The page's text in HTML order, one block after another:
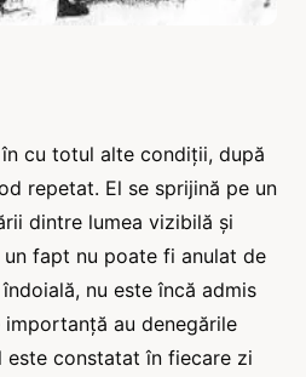
cu totul alte condiții, după
repetat. El se sprijină pe un
dintre lumea vizibilă și
fapt nu poate fi anulat de
nu este încă admis
au denegările
constatat în fiecare zi